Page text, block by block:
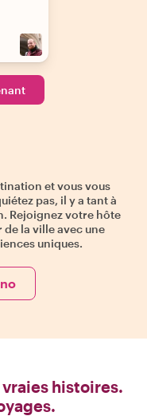
et vous vous
pas, il y a tant à
Rejoignez votre hôte
la ville avec une
uniques.
histoires.